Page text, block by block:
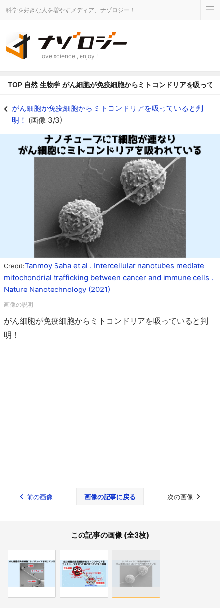
科学を好きな人を増やすメディア、ナゾロジー！
Love science , enjoy !
TOP 自然 生物学 がん細胞が免疫細胞からミトコンドリアを吸って
がん細胞が免疫細胞からミトコンドリアを吸っていると判
明！ (画像 3/3)
Credit:Tanmoy Saha et al . Intercellular nanotubes mediate
mitochondrial trafficking between cancer and immune cells .
Nature Nanotechnology (2021)
がん細胞が免疫細胞からミトコンドリアを吸っていると判
明！
前の画像 画像の記事に戻る 次の画像
この記事の画像 (全3枚)